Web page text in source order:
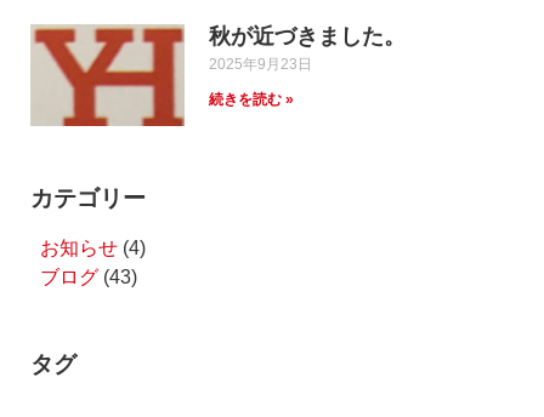
秋が近づきました。
2025年9月23日
続きを読む »
カテゴリー
お知らせ (4)
ブログ (43)
タグ